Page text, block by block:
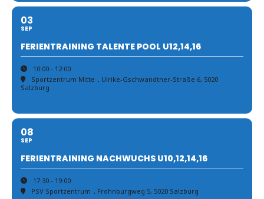
03
SEP
FERIENTRAINING TALENTE POOL U12,14,16
10:00 - 12:00
Sportzentrum Mitte , Ulrike-Gschwandtner-Straße 6, 5020
Salzburg
08
SEP
FERIENTRAINING NACHWUCHS U10,12,14,16
17:30 - 19:00
PSV Sportzentrum , Frohnburgweg 5, 5020 Salzburg